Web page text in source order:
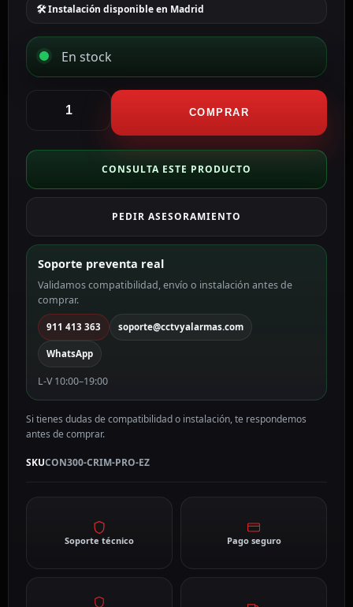
🛠 Instalación disponible en Madrid
En stock
Herramienta
para
conector
CON300-
CRIM-
PRO-
EZ
cantidad
COMPRAR
CONSULTA ESTE PRODUCTO
PEDIR ASESORAMIENTO
Soporte preventa real
Validamos compatibilidad, envío o instalación antes de
comprar.
911 413 363 soporte@cctvyalarmas.com
WhatsApp
L-V 10:00–19:00
Si tienes dudas de compatibilidad o instalación, te respondemos
antes de comprar.
SKUCON300-CRIM-PRO-EZ
Soporte técnico Pago seguro